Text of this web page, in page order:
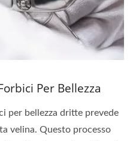
Per Bellezza
per bellezza dritte prevede
velina. Questo processo